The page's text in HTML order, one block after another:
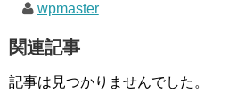
wpmaster
関連記事
記事は見つかりませんでした。